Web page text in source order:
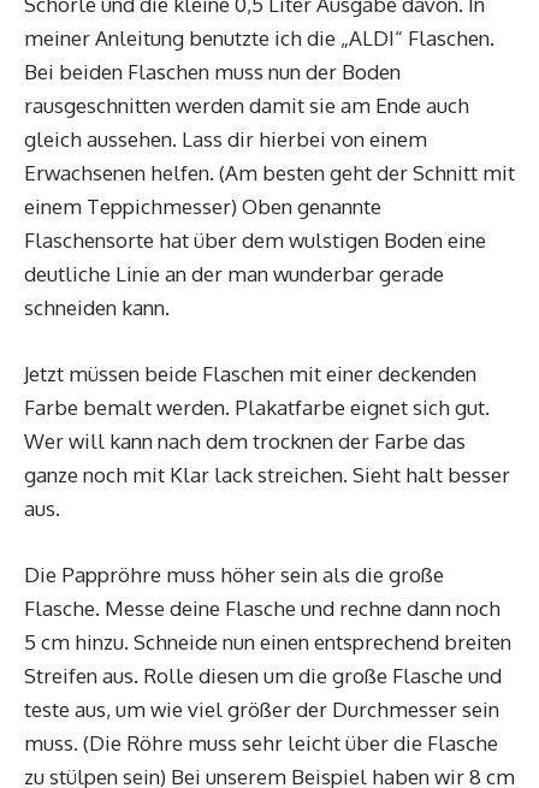
meiner Anleitung benutzte ich die „ALDI“ Flaschen.
Bei beiden Flaschen muss nun der Boden
rausgeschnitten werden damit sie am Ende auch
gleich aussehen. Lass dir hierbei von einem
Erwachsenen helfen. (Am besten geht der Schnitt mit
einem Teppichmesser) Oben genannte
Flaschensorte hat über dem wulstigen Boden eine
deutliche Linie an der man wunderbar gerade
schneiden kann.
Jetzt müssen beide Flaschen mit einer deckenden
Farbe bemalt werden. Plakatfarbe eignet sich gut.
Wer will kann nach dem trocknen der Farbe das
ganze noch mit Klar lack streichen. Sieht halt besser
aus.
Die Pappröhre muss höher sein als die große
Flasche. Messe deine Flasche und rechne dann noch
5 cm hinzu. Schneide nun einen entsprechend breiten
Streifen aus. Rolle diesen um die große Flasche und
teste aus, um wie viel größer der Durchmesser sein
muss. (Die Röhre muss sehr leicht über die Flasche
zu stülpen sein) Bei unserem Beispiel haben wir 8 cm